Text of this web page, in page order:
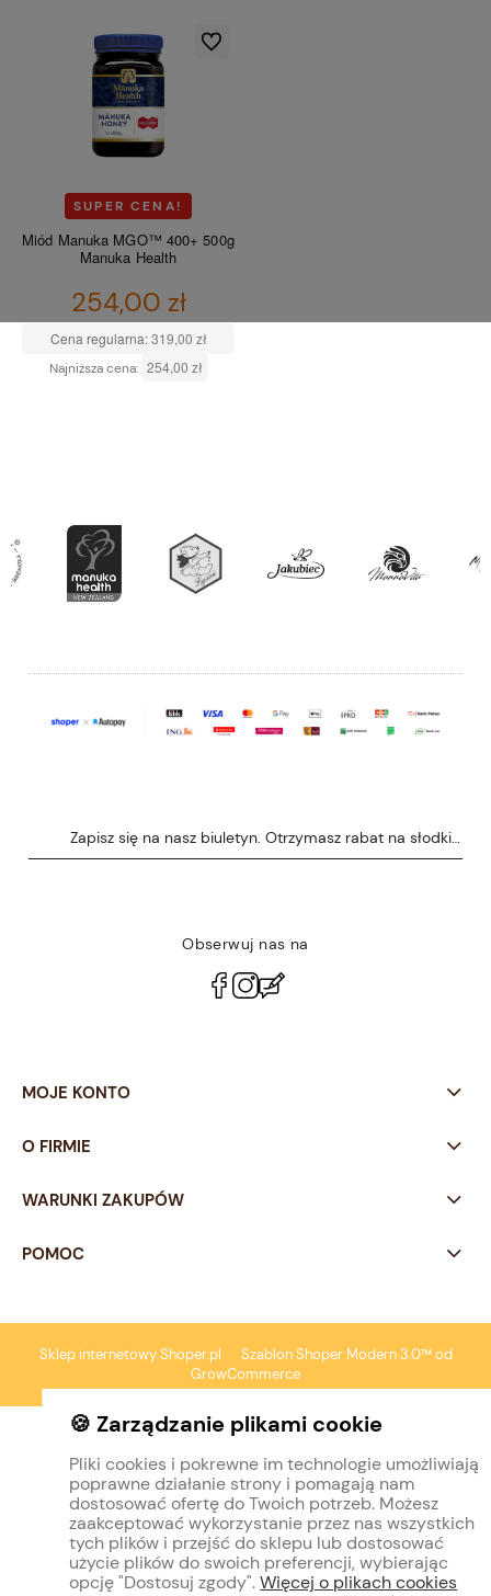
SUPER CENA!
Miód Manuka MGO™ 400+ 500g
Manuka Health
254,00 zł
Cena regularna:319,00 zł
Najniższa cena: 254,00 zł
Do ulubionych
Zapisz się na nasz biuletyn. Otrzymasz rabat na słodkie
Obserwuj nas na
MOJE KONTO
O FIRMIE
WARUNKI ZAKUPÓW
POMOC
Sklep internetowy Shoper.pl Szablon Shoper Modern 3.0™ od
GrowCommerce
🍪 Zarządzanie plikami cookie
Pliki cookies i pokrewne im technologie umożliwiają
poprawne działanie strony i pomagają nam
dostosować ofertę do Twoich potrzeb. Możesz
zaakceptować wykorzystanie przez nas wszystkich
tych plików i przejść do sklepu lub dostosować
użycie plików do swoich preferencji, wybierając
opcję "Dostosuj zgody". Więcej o plikach cookies